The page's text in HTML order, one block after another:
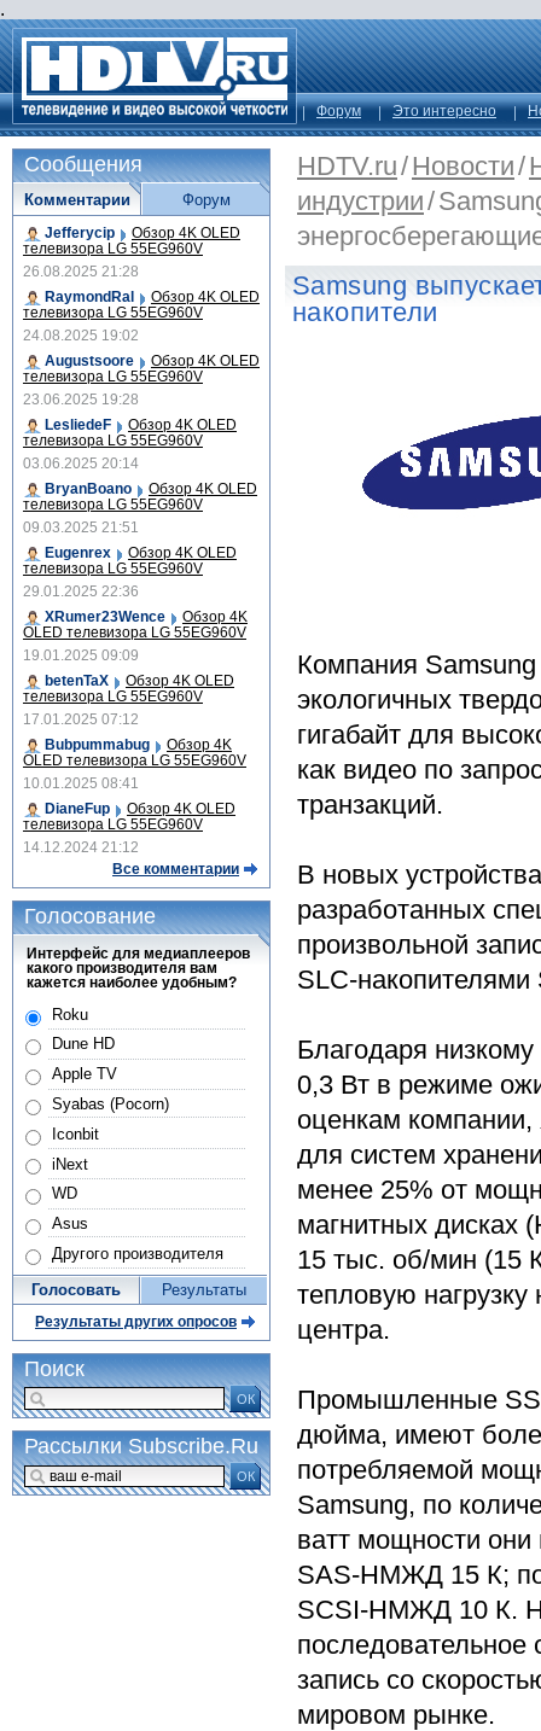
.
Форум Это интересно
HDTV.ru/Новости/
индустрии/
Samsung
накопители
Компания
экологичных
гигабайт для
как видео по
транзакций.
В новых
разработанных
произвольной
SLC-
Благодаря
0,3 Вт в режиме
оценкам
для систем
менее 25% от
магнитных
15 тыс. об/мин (15
тепловую
центра.
Промышленные
дюйма, имеют
потребляемой
Samsung, по
ватт мощности
SAS-НМЖД 15 К; по
SCSI-НМЖД 10 К.
запись со
мировом рынке.
Сообщения
Комментарии
Jefferycip Обзор 4K OLED
телевизора LG 55EG960V
26.08.2025 21:28
RaymondRal
Обзор 4K OLED
телевизора LG 55EG960V
24.08.2025 19:02
Augustsoore
Обзор 4K OLED
телевизора LG 55EG960V
23.06.2025 19:28
LesliedeF
Обзор 4K OLED
телевизора LG 55EG960V
03.06.2025 20:14
BryanBoano
Обзор 4K OLED
телевизора LG 55EG960V
09.03.2025 21:51
Eugenrex
Обзор 4K OLED
телевизора LG 55EG960V
29.01.2025 22:36
XRumer23Wence
Обзор 4K
OLED телевизора LG 55EG960V
19.01.2025 09:09
betenTaX
Обзор 4K OLED
телевизора LG 55EG960V
17.01.2025 07:12
Bubpummabug
Обзор 4K
OLED телевизора LG 55EG960V
10.01.2025 08:41
DianeFup
Обзор 4K OLED
телевизора LG 55EG960V
14.12.2024 21:12
Все комментарии
Форум
Голосование
Интерфейс для медиаплееров
какого производителя вам
кажется наиболее удобным?
Roku
Dune HD
Apple TV
Syabas (Pocorn)
Iconbit
iNext
WD
Asus
Другого производителя
Голосовать Результаты
Результаты других опросов
Поиск
ОК
Рассылки Subscribe.Ru
ОК